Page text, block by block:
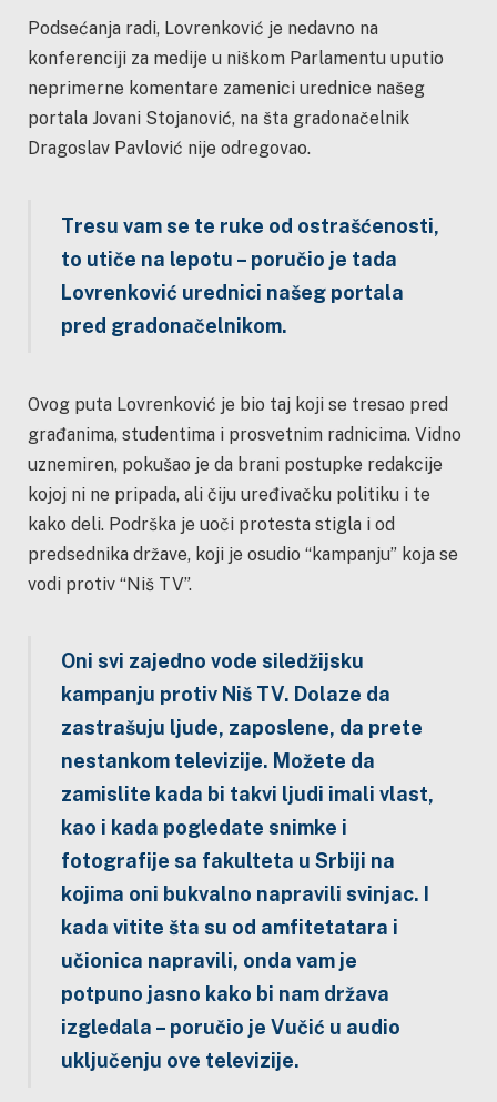
Podsećanja radi, Lovrenković je nedavno na
konferenciji za medije u niškom Parlamentu uputio
neprimerne komentare zamenici urednice našeg
portala Jovani Stojanović, na šta gradonačelnik
Dragoslav Pavlović nije odregovao.
Tresu vam se te ruke od ostrašćenosti,
to utiče na lepotu – poručio je tada
Lovrenković urednici našeg portala
pred gradonačelnikom.
Ovog puta Lovrenković je bio taj koji se tresao pred
građanima, studentima i prosvetnim radnicima. Vidno
uznemiren, pokušao je da brani postupke redakcije
kojoj ni ne pripada, ali čiju uređivačku politiku i te
kako deli. Podrška je uoči protesta stigla i od
predsednika države, koji je osudio “kampanju” koja se
vodi protiv “Niš TV”.
Oni svi zajedno vode siledžijsku
kampanju protiv Niš TV. Dolaze da
zastrašuju ljude, zaposlene, da prete
nestankom televizije. Možete da
zamislite kada bi takvi ljudi imali vlast,
kao i kada pogledate snimke i
fotografije sa fakulteta u Srbiji na
kojima oni bukvalno napravili svinjac. I
kada vitite šta su od amfitetatara i
učionica napravili, onda vam je
potpuno jasno kako bi nam država
izgledala – poručio je Vučić u audio
uključenju ove televizije.